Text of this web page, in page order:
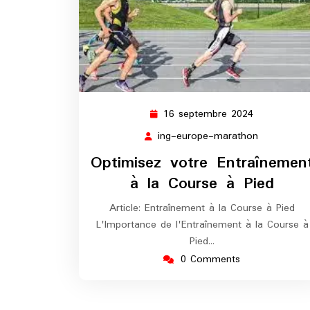
16 septembre 2024
septembre
ing-europe-marathon
europe-
marathon
Optimisez votre
à la Course à Pied
Article: Entraînement à la Course à Pied
L'Importance de l'Entraînement à la Course à
Pied…
0 Comments